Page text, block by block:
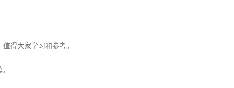
得大家学习和参考。